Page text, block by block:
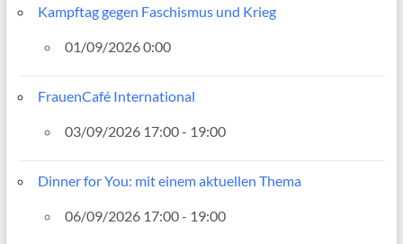
Kampftag gegen Faschismus und Krieg
01/09/2026 0:00
FrauenCafé International
03/09/2026 17:00 - 19:00
Dinner for You: mit einem aktuellen Thema
06/09/2026 17:00 - 19:00